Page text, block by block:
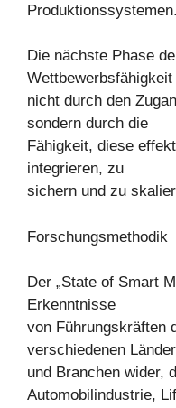
Produktionssystemen.
Die nächste Phase
Wettbewerbsfähigkeit
nicht durch den
sondern durch die
Fähigkeit, diese
integrieren, zu
sichern und zu
Forschungsmethodik
Der „State of Smart
Erkenntnisse
von Führungskräften
verschiedenen
und Branchen wider,
Automobilindustrie,